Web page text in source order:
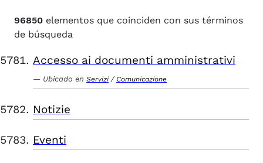
96850 elementos que coinciden con sus términos
de búsqueda
Accesso ai documenti amministrativi
Ubicado en Servizi / Comunicazione
Notizie
Eventi